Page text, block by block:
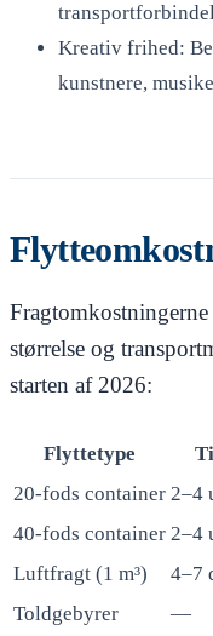
Kreativ frihed:
kunstnere,
størrelse og
starten af 2026:
Flyttetype
20-fods container 2–4
40-fods container 2–4
Luftfragt (1 m³)
4–7
Toldgebyrer
—